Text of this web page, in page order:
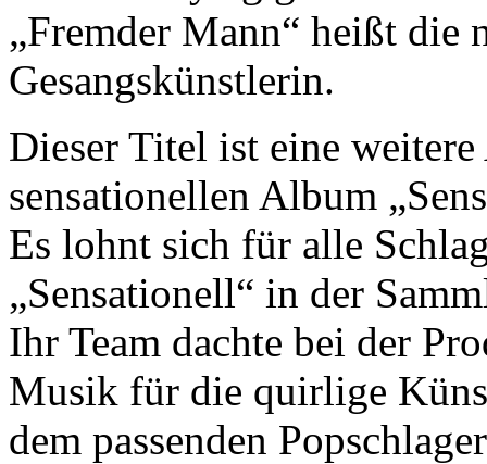
„Fremder Mann“ heißt die
Gesangskünstlerin.
Dieser Titel ist eine
sensationellen Album
Es lohnt sich für alle
„Sensationell“ in der
Ihr Team dachte bei der
Musik für die quirlige
dem passenden